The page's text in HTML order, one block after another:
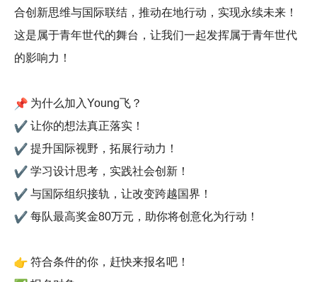
合创新思维与国际联结，推动在地行动，实现永续未来！
这是属于青年世代的舞台，让我们一起发挥属于青年世代
的影响力！
为什么加入Young飞？
让你的想法真正落实！
提升国际视野，拓展行动力！
学习设计思考，实践社会创新！
与国际组织接轨，让改变跨越国界！
每队最高奖金80万元，助你将创意化为行动！
符合条件的你，赶快来报名吧！